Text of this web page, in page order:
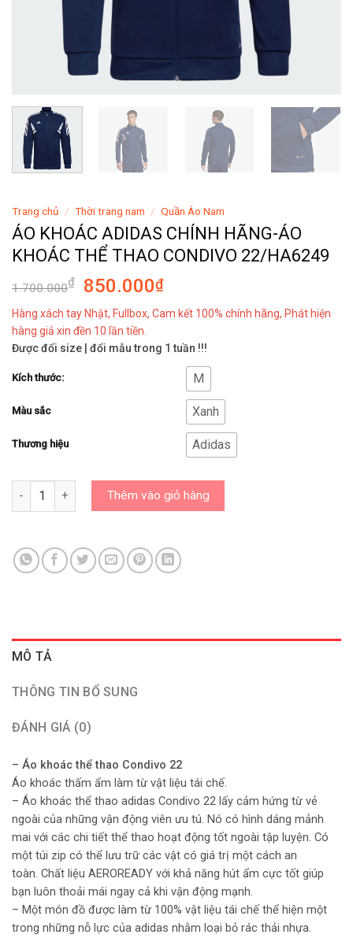
Trang chủ / Thời trang nam / Quần Áo Nam
ÁO KHOÁC ADIDAS CHÍNH HÃNG-ÁO
KHOÁC THỂ THAO CONDIVO 22/HA6249
1.700.000₫ 850.000₫
Hàng xách tay Nhật, Fullbox, Cam kết 100% chính hãng, Phát hiện
hàng giả xin đền 10 lần tiền.
Được đổi size | đổi mẫu trong 1 tuần !!!
Kích thước: M
Màu sắc Xanh
Thương hiệu Adidas
ÁO KHOÁC ADIDAS CHÍNH HÃNG-ÁO KHOÁC THỂ THAO
Thêm vào giỏ hàng
MÔ TẢ
THÔNG TIN BỔ SUNG
ĐÁNH GIÁ (0)
– Áo khoác thể thao Condivo 22
Áo khoác thấm ẩm làm từ vật liệu tái chế.
– Áo khoác thể thao adidas Condivo 22 lấy cảm hứng từ vẻ
ngoài của những vận động viên ưu tú. Nó có hình dáng mảnh
mai với các chi tiết thể thao hoạt động tốt ngoài tập luyện. Có
một túi zip có thể lưu trữ các vật có giá trị một cách an
toàn. Chất liệu AEROREADY với khả năng hút ẩm cực tốt giúp
bạn luôn thoải mái ngay cả khi vận động mạnh.
– Một món đồ được làm từ 100% vật liệu tái chế thể hiện một
trong những nỗ lực của adidas nhằm loại bỏ rác thải nhựa.